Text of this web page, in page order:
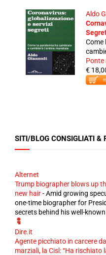
Aldo
Come
Ponte
€
SITI/BLOG CONSIGLIATI &
Alternet
Trump biographer blows up
new hair-Amid growing
one-time biographer for
secrets behind his well-
Dire.it
Agente picchiato in carcere
marziali, la Cisl: “Ha rischiato